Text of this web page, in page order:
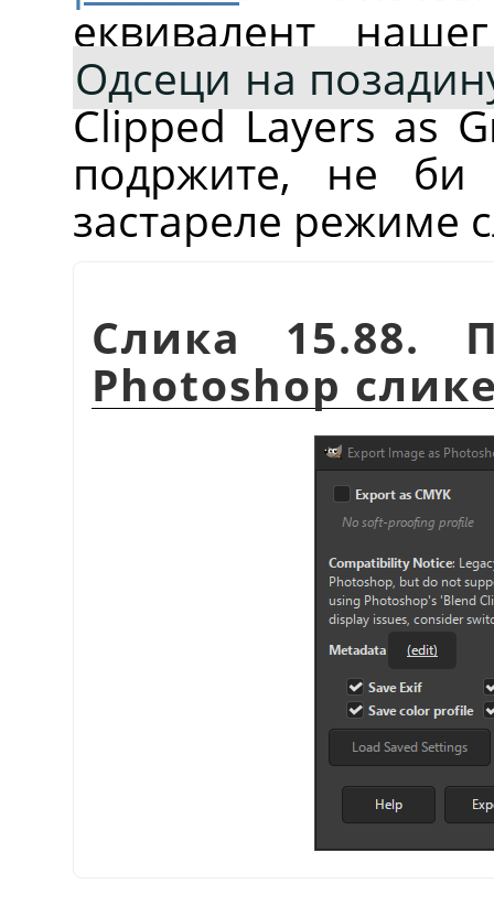
еквивалент
Одсеци на
Clipped Layers as
подржите, не би
застареле режиме
Слика 15.88.
Photoshop